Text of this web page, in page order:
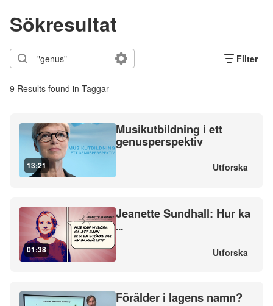
Sökresultat
Filter
9 Results found in Taggar
13:21
Musikutbildning i ett
genusperspektiv
Utforska
01:38
Jeanette Sundhall: Hur ka
...
Utforska
Förälder i lagens namn?